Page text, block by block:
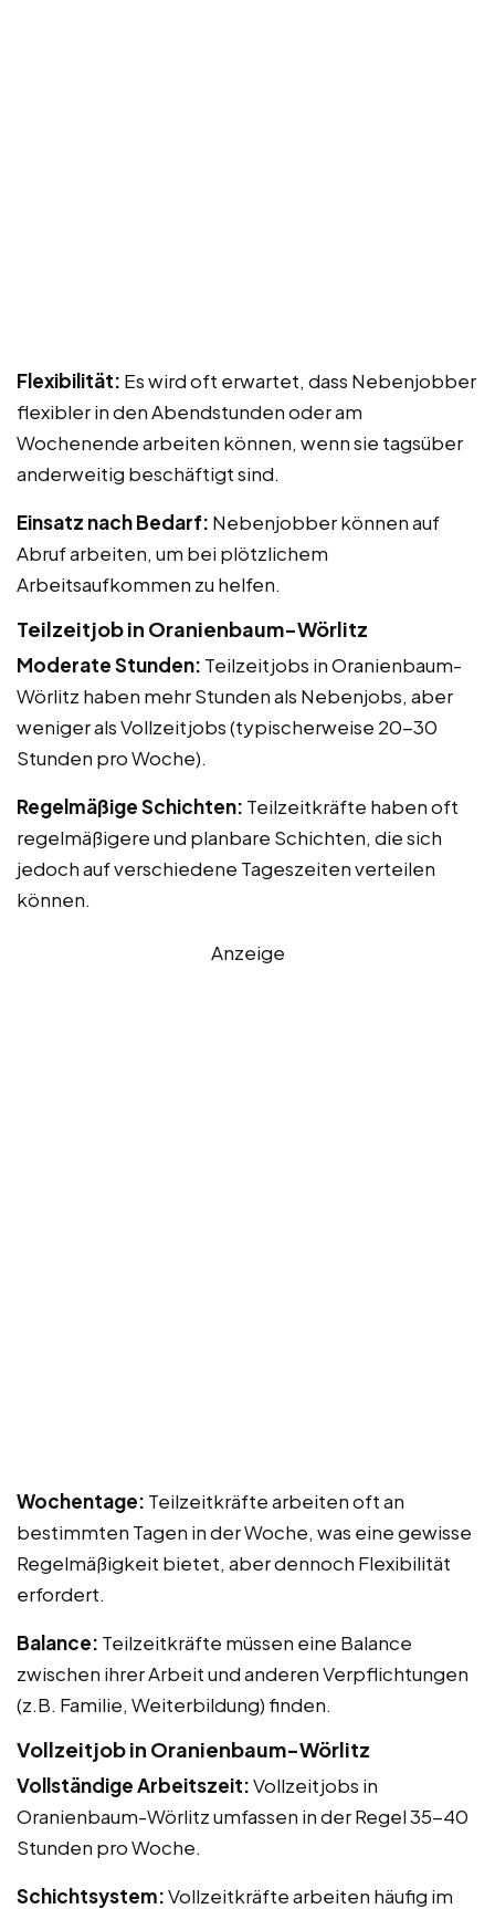
Flexibilität: Es wird oft erwartet, dass Nebenjobber
flexibler in den Abendstunden oder am
Wochenende arbeiten können, wenn sie tagsüber
anderweitig beschäftigt sind.
Einsatz nach Bedarf: Nebenjobber können auf
Abruf arbeiten, um bei plötzlichem
Arbeitsaufkommen zu helfen.
Teilzeitjob in Oranienbaum-Wörlitz
Moderate Stunden: Teilzeitjobs in Oranienbaum-
Wörlitz haben mehr Stunden als Nebenjobs, aber
weniger als Vollzeitjobs (typischerweise 20-30
Stunden pro Woche).
Regelmäßige Schichten: Teilzeitkräfte haben oft
regelmäßigere und planbare Schichten, die sich
jedoch auf verschiedene Tageszeiten verteilen
können.
Anzeige
Wochentage: Teilzeitkräfte arbeiten oft an
bestimmten Tagen in der Woche, was eine gewisse
Regelmäßigkeit bietet, aber dennoch Flexibilität
erfordert.
Balance: Teilzeitkräfte müssen eine Balance
zwischen ihrer Arbeit und anderen Verpflichtungen
(z.B. Familie, Weiterbildung) finden.
Vollzeitjob in Oranienbaum-Wörlitz
Vollständige Arbeitszeit:Vollzeitjobs in
Oranienbaum-Wörlitz umfassen in der Regel 35-40
Stunden pro Woche.
Schichtsystem:Vollzeitkräfte arbeiten häufig im